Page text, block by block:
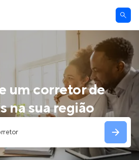
um corretor de
na sua região